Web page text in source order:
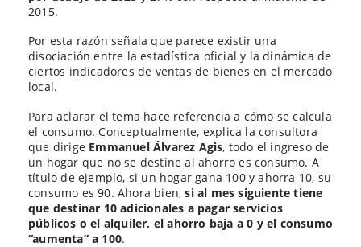
2015.
Por esta razón señala que parece existir una
disociación entre la estadística oficial y la dinámica de
ciertos indicadores de ventas de bienes en el mercado
local.
Para aclarar el tema hace referencia a cómo se calcula
el consumo. Conceptualmente, explica la consultora
que dirige Emmanuel Álvarez Agis, todo el ingreso de
un hogar que no se destine al ahorro es consumo. A
título de ejemplo, si un hogar gana 100 y ahorra 10, su
consumo es 90. Ahora bien,si al mes siguiente tiene
que destinar 10 adicionales a pagar servicios
públicos o el alquiler, el ahorro baja a 0 y el consumo
“aumenta” a 100.